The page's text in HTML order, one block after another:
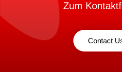
Zum
Contact